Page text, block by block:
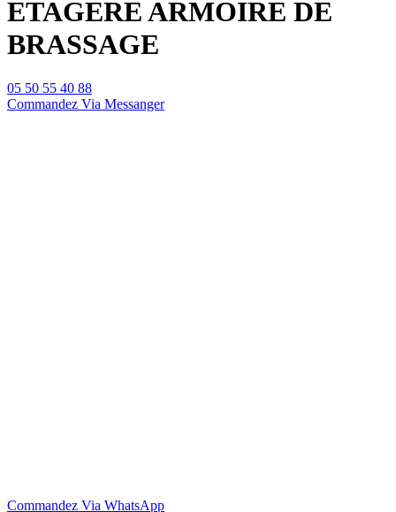
ETAGERE ARMOIRE DE
BRASSAGE
05 50 55 40 88
Commandez Via Messanger
Commandez Via WhatsApp